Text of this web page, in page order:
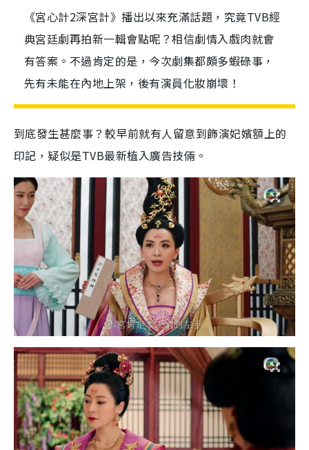
《宮心計2深宮計》播出以來充滿話題，究竟TVB經
典宮廷劇再拍新一輯會點呢？相信劇情入戲肉就會
有答案。不過肯定的是，今次劇集都頗多蝦碌事，
先有未能在內地上架，後有演員化妝崩壞！
到底發生甚麼事？較早前就有人留意到飾演妃嬪額上的
印記，疑似是TVB最新植入廣告技倆。